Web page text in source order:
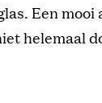
Een
helemaal